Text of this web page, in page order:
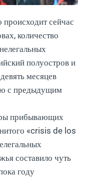
происходит сейчас
количество
полуостров и
месяцев
с предыдущим
прибывающих
«crisis de los
составило чуть
году